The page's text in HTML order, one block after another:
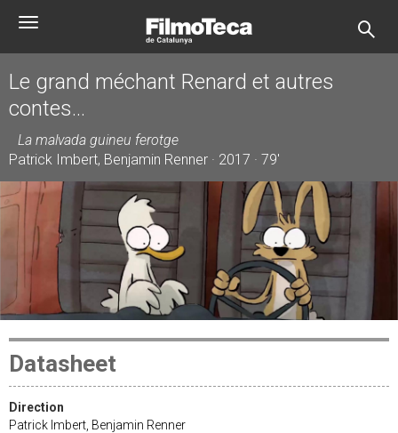
Toggle
Le grand méchant Renard et autres
contes...
La malvada guineu ferotge
Patrick Imbert, Benjamin Renner · 2017 · 79'
Datasheet
Direction
Patrick Imbert, Benjamin Renner